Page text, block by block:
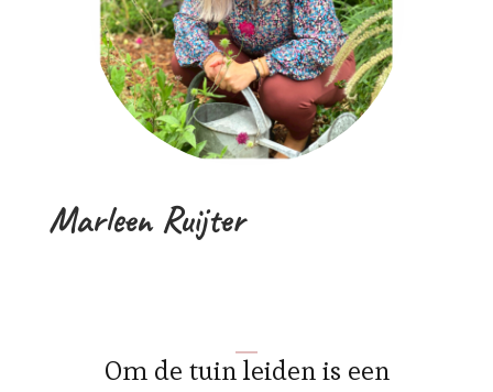
Marleen Ruijter
Om de tuin leiden is een